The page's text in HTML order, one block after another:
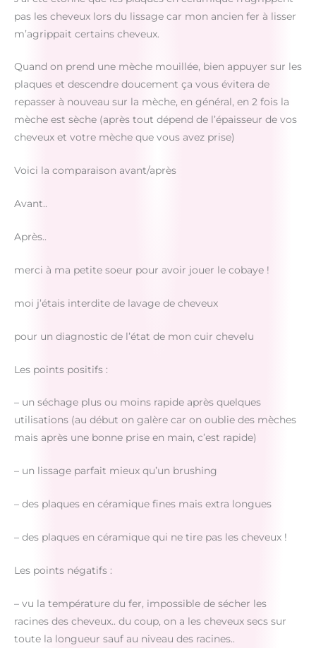
pas les cheveux lors du lissage car mon ancien fer à lisser
m’agrippait certains cheveux.
Quand on prend une mèche mouillée, bien appuyer sur les
plaques et descendre doucement ça vous évitera de
repasser à nouveau sur la mèche, en général, en 2 fois la
mèche est sèche (après tout dépend de l’épaisseur de vos
cheveux et votre mèche que vous avez prise)
Voici la comparaison avant/après
Avant..
Après..
merci à ma petite soeur pour avoir jouer le cobaye !
moi j’étais interdite de lavage de cheveux
pour un diagnostic de l’état de mon cuir chevelu
Les points positifs :
– un séchage plus ou moins rapide après quelques
utilisations (au début on galère car on oublie des mèches
mais après une bonne prise en main, c’est rapide)
– un lissage parfait mieux qu’un brushing
– des plaques en céramique fines mais extra longues
– des plaques en céramique qui ne tire pas les cheveux !
Les points négatifs :
– vu la température du fer, impossible de sécher les
racines des cheveux.. du coup, on a les cheveux secs sur
toute la longueur sauf au niveau des racines..